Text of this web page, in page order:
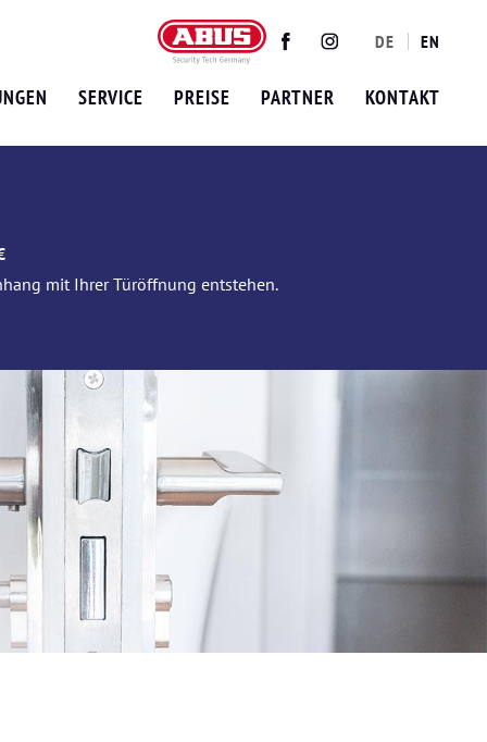
TwitterFacebookInstagram
DE EN
SERVICE PREISE PARTNER KONTAKT
mit Ihrer Türöffnung entstehen.